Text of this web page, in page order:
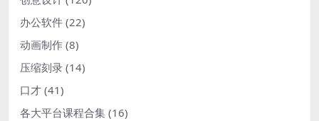
办公软件 (22)
动画制作 (8)
压缩刻录 (14)
口才 (41)
各大平台课程合集 (16)